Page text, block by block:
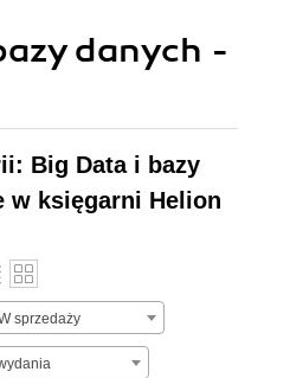
danych -
Big Data i bazy
w księgarni Helion
sprzedaży